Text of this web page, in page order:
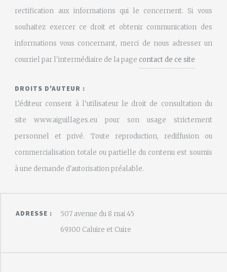
rectification aux informations qui le concernent. Si vous
souhaitez exercer ce droit et obtenir communication des
informations vous concernant, merci de nous adresser un
courriel par l'intermédiaire de la page contact de ce site
DROITS D'AUTEUR :
L’éditeur consent à l’utilisateur le droit de consultation du
site www.aiguillages.eu pour son usage strictement
personnel et privé. Toute reproduction, rediffusion ou
commercialisation totale ou partielle du contenu est soumis
à une demande d'autorisation préalable.
ADRESSE :
507 avenue du 8 mai 45
69300 Caluire et Cuire